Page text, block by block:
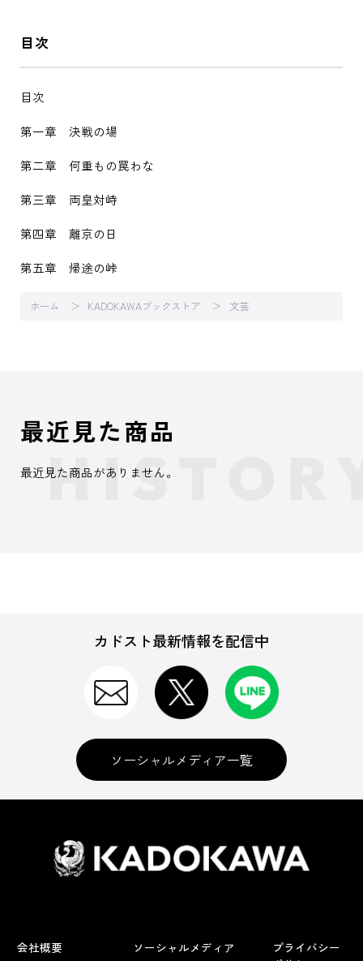
目次
目次
第一章 決戦の場
第二章 何重もの罠わな
第三章 両皇対峙
第四章 離京の日
第五章 帰途の峠
ホーム KADOKAWAブックストア 文芸
最近見た商品
最近見た商品がありません。
カドスト最新情報を配信中
ソーシャルメディア一覧
会社概要 ソーシャルメディア
プライバシー